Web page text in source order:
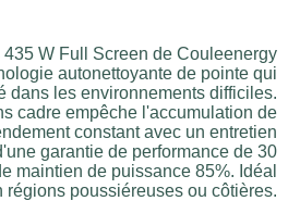
W Full Screen de Couleenergy
autonettoyante de pointe qui
dans les environnements difficiles.
cadre empêche l'accumulation de
constant avec un entretien
garantie de performance de 30
maintien de puissance 85%. Idéal
régions poussiéreuses ou côtières.